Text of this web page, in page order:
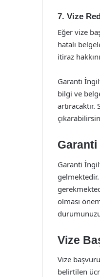
7. Vize
Eğer vize
hatalı
itiraz
Garanti
bilgi ve
artıracaktır.
Garanti
gelmektedir.
olması
Vize
Vize
belirtilen